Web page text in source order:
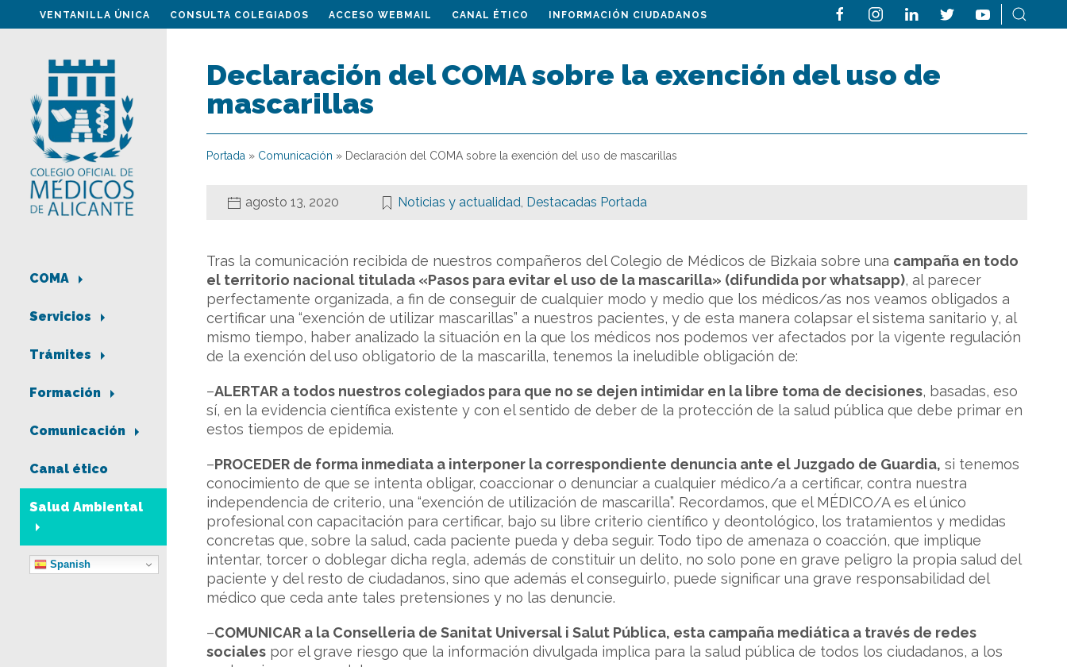
VENTANILLA ÚNICA CONSULTA COLEGIADOS ACCESO WEBMAIL CANAL ÉTICO INFORMACIÓN CIUDADANOS
COMA
Servicios
Trámites
Formación
Comunicación
Canal ético
Salud Ambiental
Spanish
Declaración del COMA sobre la exención del uso de
mascarillas
Portada » Comunicación » Declaración del COMA sobre la exención del uso de mascarillas
agosto 13, 2020 Noticias y actualidad, Destacadas Portada
Tras la comunicación recibida de nuestros compañeros del Colegio de Médicos de Bizkaia sobre una campaña en todo
el territorio nacional titulada «Pasos para evitar el uso de la mascarilla» (difundida por whatsapp), al parecer
perfectamente organizada, a fin de conseguir de cualquier modo y medio que los médicos/as nos veamos obligados a
certificar una “exención de utilizar mascarillas” a nuestros pacientes, y de esta manera colapsar el sistema sanitario y, al
mismo tiempo, haber analizado la situación en la que los médicos nos podemos ver afectados por la vigente regulación
de la exención del uso obligatorio de la mascarilla, tenemos la ineludible obligación de:
–ALERTAR a todos nuestros colegiados para que no se dejen intimidar en la libre toma de decisiones, basadas, eso
sí, en la evidencia científica existente y con el sentido de deber de la protección de la salud pública que debe primar en
estos tiempos de epidemia.
–PROCEDER de forma inmediata a interponer la correspondiente denuncia ante el Juzgado de Guardia, si tenemos
conocimiento de que se intenta obligar, coaccionar o denunciar a cualquier médico/a a certificar, contra nuestra
independencia de criterio, una “exención de utilización de mascarilla”. Recordamos, que el MÉDICO/A es el único
profesional con capacitación para certificar, bajo su libre criterio científico y deontológico, los tratamientos y medidas
concretas que, sobre la salud, cada paciente pueda y deba seguir. Todo tipo de amenaza o coacción, que implique
intentar, torcer o doblegar dicha regla, además de constituir un delito, no solo pone en grave peligro la propia salud del
paciente y del resto de ciudadanos, sino que además el conseguirlo, puede significar una grave responsabilidad del
médico que ceda ante tales pretensiones y no las denuncie.
–COMUNICAR a la Conselleria de Sanitat Universal i Salut Pública, esta campaña mediática a través de redes
sociales por el grave riesgo que la información divulgada implica para la salud pública de todos los ciudadanos, a los